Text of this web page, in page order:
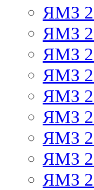
ЯМЗ
ЯМЗ
ЯМЗ
ЯМЗ
ЯМЗ
ЯМЗ
ЯМЗ
ЯМЗ
ЯМЗ